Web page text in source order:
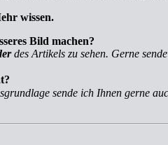
wissen.
Bild machen?
des Artikels zu sehen. Gerne
sende ich Ihnen gerne